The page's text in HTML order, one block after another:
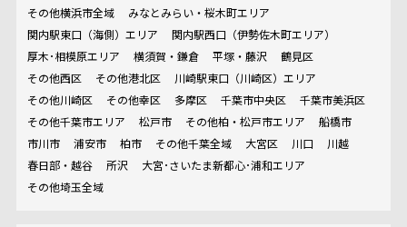
その他横浜市全域
みなとみらい・桜木町エリア
関内駅東口（海側）エリア
関内駅西口（伊勢佐木町エリア）
厚木･相模原エリア
横須賀・鎌倉 平塚・藤沢
鶴見区
その他西区
その他港北区
川崎駅東口（川崎区）エリア
その他川崎区
その他幸区 多摩区 千葉市中央区
千葉市美浜区
その他千葉市エリア
松戸市 その他柏・松戸市エリア
船橋市
市川市
浦安市 柏市 その他千葉全域 大宮区 川口
川越
春日部・越谷
所沢
大宮･さいたま新都心･浦和エリア
その他埼玉全域